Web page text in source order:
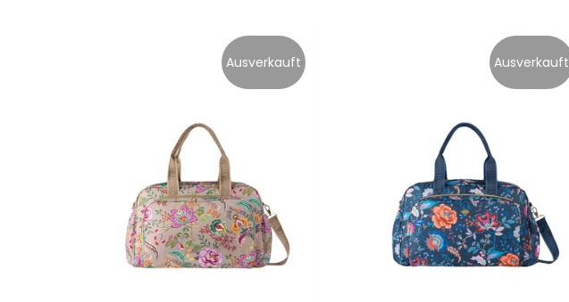
Ausverkauft Ausverkauft